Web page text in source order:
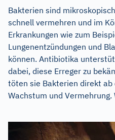
Bakterien sind
schnell vermehren und im
Erkrankungen wie zum
Lungenentzündungen und
können. Antibiotika
dabei, diese Erreger zu
töten sie Bakterien direkt ab
Wachstum und Vermehrung.